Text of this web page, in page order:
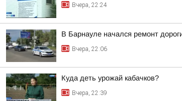
Вчера, 22:24
В Барнауле начался ремонт
Вчера, 22:06
Куда деть урожай кабачков?
Вчера, 22:39